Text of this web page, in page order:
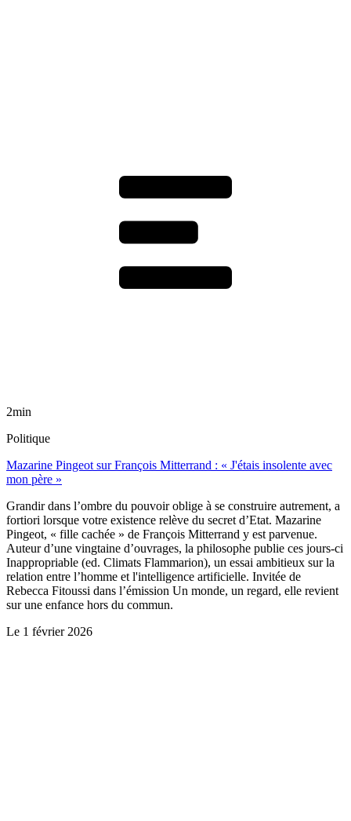
2min
Politique
Mazarine Pingeot sur François Mitterrand : « J'étais insolente avec
mon père »
Grandir dans l’ombre du pouvoir oblige à se construire autrement, a
fortiori lorsque votre existence relève du secret d’Etat. Mazarine
Pingeot, « fille cachée » de François Mitterrand y est parvenue.
Auteur d’une vingtaine d’ouvrages, la philosophe publie ces jours-ci
Inappropriable (ed. Climats Flammarion), un essai ambitieux sur la
relation entre l’homme et l'intelligence artificielle. Invitée de
Rebecca Fitoussi dans l’émission Un monde, un regard, elle revient
sur une enfance hors du commun.
Le 1 février 2026